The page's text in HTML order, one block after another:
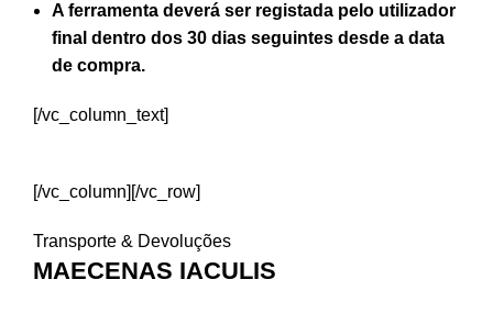
A ferramenta deverá ser registada pelo utilizador
final dentro dos 30 dias seguintes desde a data
de compra.
[/vc_column_text]
[/vc_column][/vc_row]
Transporte & Devoluções
MAECENAS IACULIS